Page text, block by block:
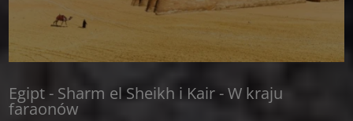
Egipt - Sharm el Sheikh i Kair - W kraju
faraonów